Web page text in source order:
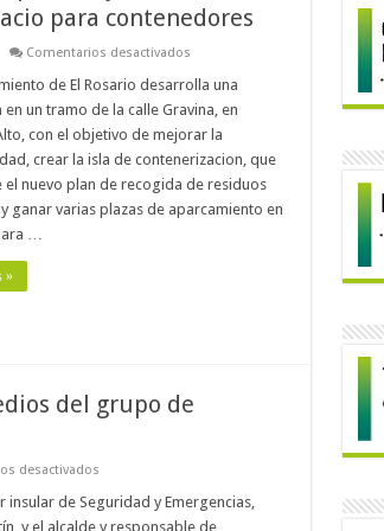
para contenedores
Comentarios desactivadosen
en
calle
Gravina,
en
Radazul
Alto,
para
mejorar
de El Rosario desarrolla una
en un tramo de la calle Gravina, en
con el objetivo de mejorar la
crear la isla de contenerizacion, que
el nuevo plan de recogida de residuos
ganar varias plazas de aparcamiento en
…
»
del grupo de
desactivadosen
Cabildo
mejorará
insular de Seguridad y Emergencias,
y el alcalde y responsable de